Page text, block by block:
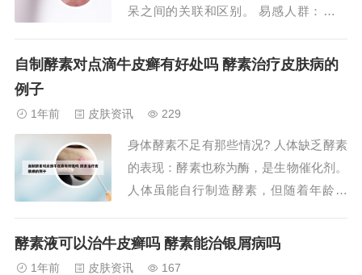
呆之间的关联和区别。 易感人群：了解
老年性痴呆是否具备传染性。 与常见病
影响：痴呆对生活品质的影响。2、字
数：176，...
自制酵素对点滴牛皮癣有好处吗 酵素治疗皮肤病的
例子
1年前 皮肤资讯 229
身体酵素不足有那些情况? 人体缺乏酵素
的表现：酵素也称为酶，是生物催化剂。
人体虽能自行制造酵素，但随着年龄增
出现：饮后嗜睡、消化不良、经常放屁、
酵素液可以治牛皮癣吗 酵素能治银屑病吗
1年前 皮肤资讯 167